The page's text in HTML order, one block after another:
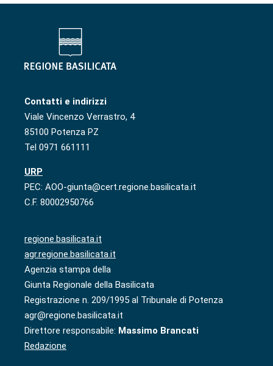
Contatti e indirizzi
Viale Vincenzo Verrastro, 4
85100 Potenza PZ
Tel 0971 661111
URP
PEC: AOO-giunta@cert.regione.basilicata.it
C.F. 80002950766
regione.basilicata.it
agr.regione.basilicata.it
Agenzia stampa della
Giunta Regionale della Basilicata
Registrazione n. 209/1995 al Tribunale di Potenza
agr@regione.basilicata.it
Direttore responsabile: Massimo Brancati
Redazione